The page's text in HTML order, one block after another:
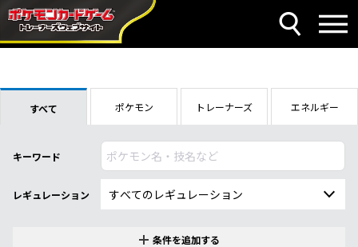
すべて ポケモン トレーナーズ エネルギー
キーワード
レギュレーション
条件を追加する